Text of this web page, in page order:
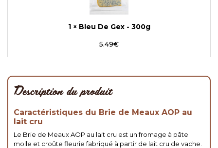
-
300g
1× Bleu De Gex - 300g
5.49€
Description du produit
Caractéristiques du Brie de Meaux AOP au
lait cru
Le Brie de Meaux AOP au lait cru est un fromage à pâte
molle et croûte fleurie fabriqué à partir de lait cru de vache.